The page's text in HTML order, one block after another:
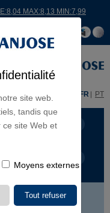
site web.
tandis que
site Web et
Moyens externes
MAX:8,13 MIN:7,99
ES FR PT
CONTINENTS
COMMERCIAUX